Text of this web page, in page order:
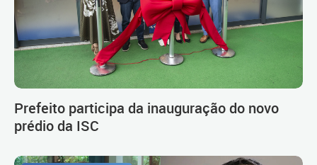
Prefeito participa da inauguração do novo
prédio da ISC